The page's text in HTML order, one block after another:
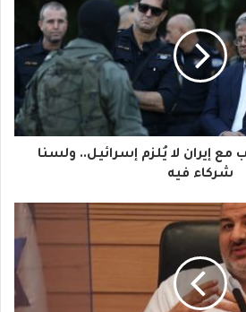
مع إيران لا يُلزم إسرائيل.. ولسنا
شركاء فيه